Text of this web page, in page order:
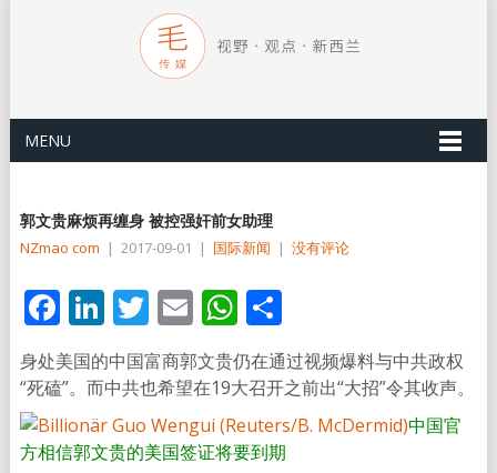
MENU
郭文贵麻烦再缠身 被控强奸前女助理
NZmao com | 2017-09-01 | 国际新闻 | 没有评论
Facebook
LinkedIn
Twitter
EmailWhatsApp
分
享
身处美国的中国富商郭文贵仍在通过视频爆料与中共政权
“死磕”。而中共也希望在19大召开之前出“大招”令其收声。
中国官
方相信郭文贵的美国签证将要到期